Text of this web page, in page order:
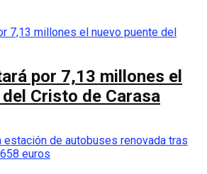
por 7,13 millones el
Cristo de Carasa